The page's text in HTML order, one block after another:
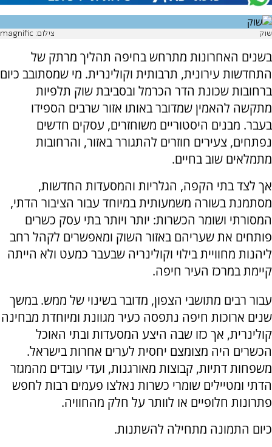
שוק צילום: magnific
בשנים האחרונות מתרחש בחיפה תהליך מרתק של
התחדשות עירונית, תרבותית וקולינרית. מי שמסתובב כיום
ברחובות שכונת הדר הכרמל ובסביבת שוק תלפיות
מתקשה להאמין שמדובר באותו אזור שרבים הספידו
בעבר. מבנים היסטוריים משוחזרים, עסקים חדשים
נפתחים, צעירים חוזרים להתגורר באזור, והרחובות
מתמלאים שוב בחיים.
אך לצד בתי הקפה, הגלריות והמסעדות החדשות,
מסתמנת בשורה משמעותית במיוחד עבור הציבור הדתי,
המסורתי ושומר הכשרות: יותר ויותר בתי עסק כשרים
פותחים את שעריהם באזור השוק ומאפשרים לקהל רחב
ליהנות מחוויית בילוי וקולינריה שבעבר כמעט ולא הייתה
קיימת במרכז העיר חיפה.
עבור רבים מתושבי הצפון, מדובר בשינוי של ממש. במשך
שנים ארוכות חיפה נתפסה כעיר מגוונת ומיוחדת מבחינה
קולינרית, אך כזו שבה היצע המסעדות ובתי האוכל
הכשרים היה מצומצם יחסית לערים אחרות בישראל.
משפחות דתיות, קבוצות מאורגנות, ועדי עובדים מהמגזר
הדתי ומטיילים שומרי כשרות נאלצו פעמים רבות לחפש
פתרונות חלופיים או לוותר על חלק מהחוויה.
כיום התמונה מתחילה להשתנות.